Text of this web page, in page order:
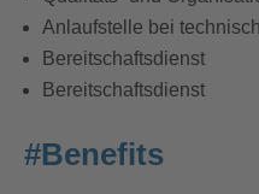
Anlaufstelle bei
Bereitschaftsdienst
Bereitschaftsdienst
#Benefits